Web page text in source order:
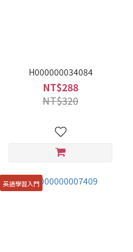
H000000034084
NT$288
NT$320
英語學習入門